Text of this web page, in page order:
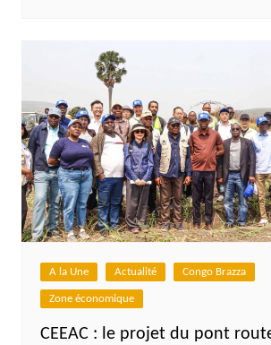
A la Une Actualité Congo Brazza
Zone économique
CEEAC : le projet du pont